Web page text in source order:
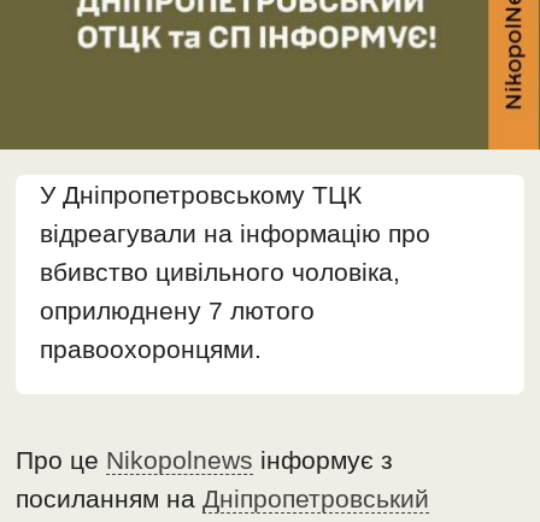
У Дніпропетровському ТЦК
відреагували на інформацію про
вбивство цивільного чоловіка,
оприлюднену 7 лютого
правоохоронцями.
Про це Nikopolnews інформує з
посиланням наДніпропетровський